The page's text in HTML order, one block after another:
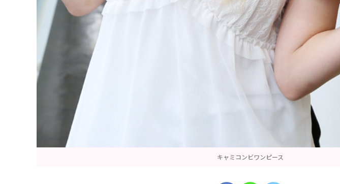
キャミコンビワンピース